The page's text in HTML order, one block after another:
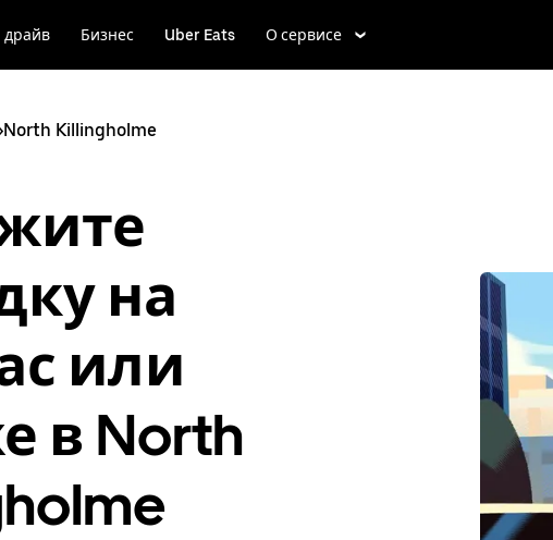
драйв Бизнес Uber Eats О сервисе
North Killingholme
на
или
в North